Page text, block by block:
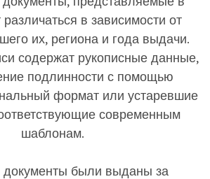
в зависимости от
их, региона и года выдачи.
содержат рукописные данные,
подлинности с помощью
формат или устаревшие
современным
шаблонам.
были выданы за